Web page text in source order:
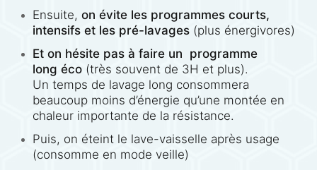
Ensuite,on évite les programmes courts,
intensifs et les pré-lavages (plus énergivores)
Et on hésite pas à faire un programme
long éco (très souvent de 3H et plus).
Un temps de lavage long consommera
beaucoup moins d’énergie qu’une montée en
chaleur importante de la résistance.
Puis, on éteint le lave-vaisselle après usage
(consomme en mode veille)